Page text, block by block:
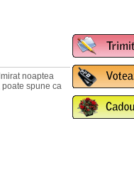
noaptea
spune ca